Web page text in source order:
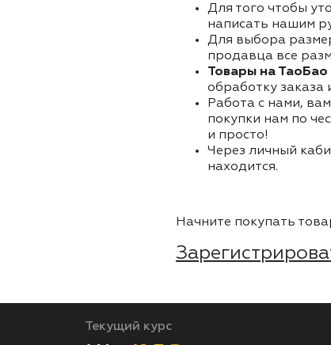
Для того чтобы
написать нашим
Для выбора
продавца все
Товары на ТаоБао
обработку заказа
Работа с нами,
покупки нам по
и просто!
Через личный
находится.
Начните покупать
Текущий курс